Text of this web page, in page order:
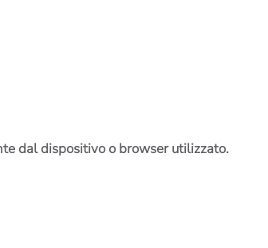
dal dispositivo o browser utilizzato.